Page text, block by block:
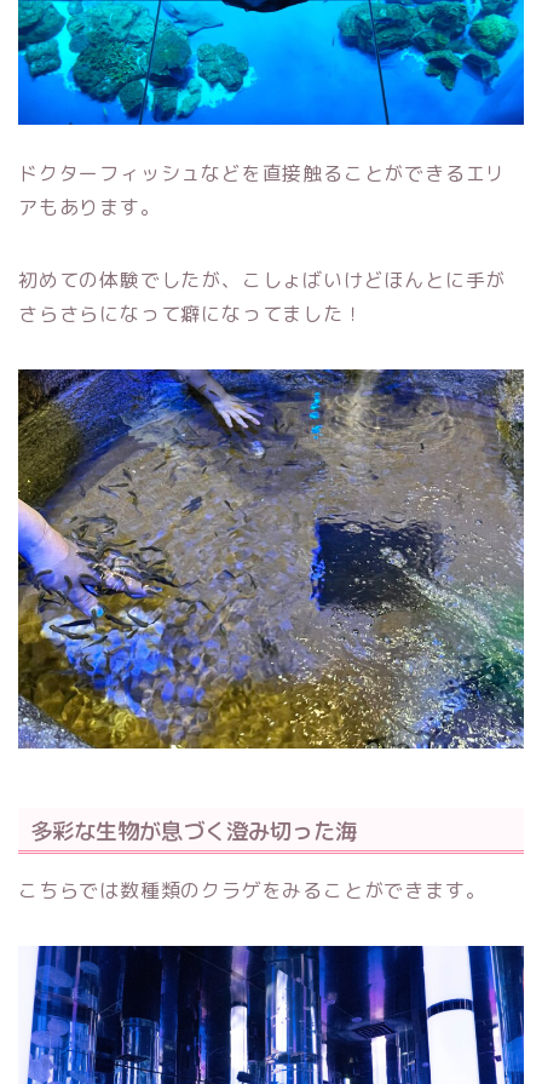
ドクターフィッシュなどを直接触ることができるエリ
アもあります。
初めての体験でしたが、こしょばいけどほんとに手が
さらさらになって癖になってました！
多彩な生物が息づく澄み切った海
こちらでは数種類のクラゲをみることができます。